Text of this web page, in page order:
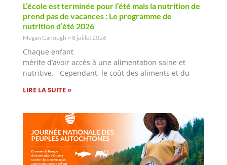
L’école est terminée pour l’été mais la nutrition de
prend pas de vacances : Le programme de
nutrition d’été 2026
Megan Canough 8 juillet 2026
Chaque enfant
mérite d’avoir accès à une alimentation saine et
nutritive. Cependant, le coût des aliments et du
LIRE LA SUITE »